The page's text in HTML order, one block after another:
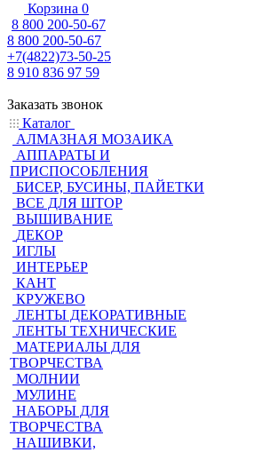
Корзина 0
8 800 200-50-67
8 800 200-50-67
+7(4822)73-50-25
8 910 836 97 59
Заказать звонок
Каталог
АЛМАЗНАЯ МОЗАИКА
АППАРАТЫ И
ПРИСПОСОБЛЕНИЯ
БИСЕР, БУСИНЫ, ПАЙЕТКИ
ВСЕ ДЛЯ ШТОР
ВЫШИВАНИЕ
ДЕКОР
ИГЛЫ
ИНТЕРЬЕР
КАНТ
КРУЖЕВО
ЛЕНТЫ ДЕКОРАТИВНЫЕ
ЛЕНТЫ ТЕХНИЧЕСКИЕ
МАТЕРИАЛЫ ДЛЯ
ТВОРЧЕСТВА
МОЛНИИ
МУЛИНЕ
НАБОРЫ ДЛЯ
ТВОРЧЕСТВА
НАШИВКИ,